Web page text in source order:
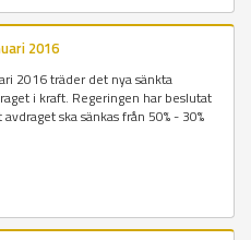
2016
2016 träder det nya sänkta
i kraft. Regeringen har beslutat
ska sänkas från 50% - 30%